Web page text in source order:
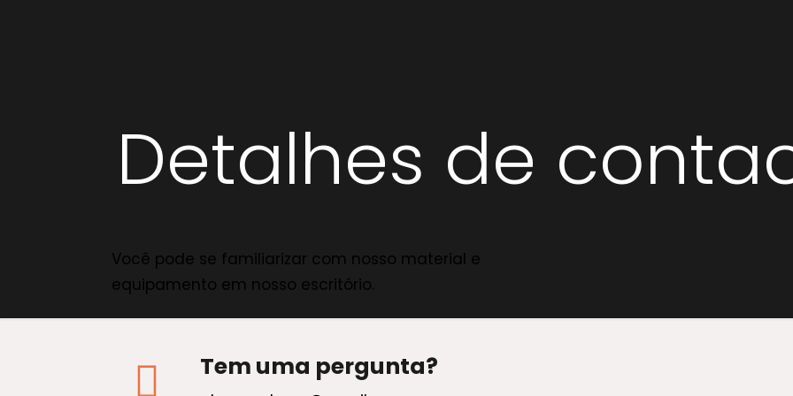
Detalhes de
Você pode se familiarizar com nosso material e
equipamento em nosso escritório.
Tem uma pergunta?